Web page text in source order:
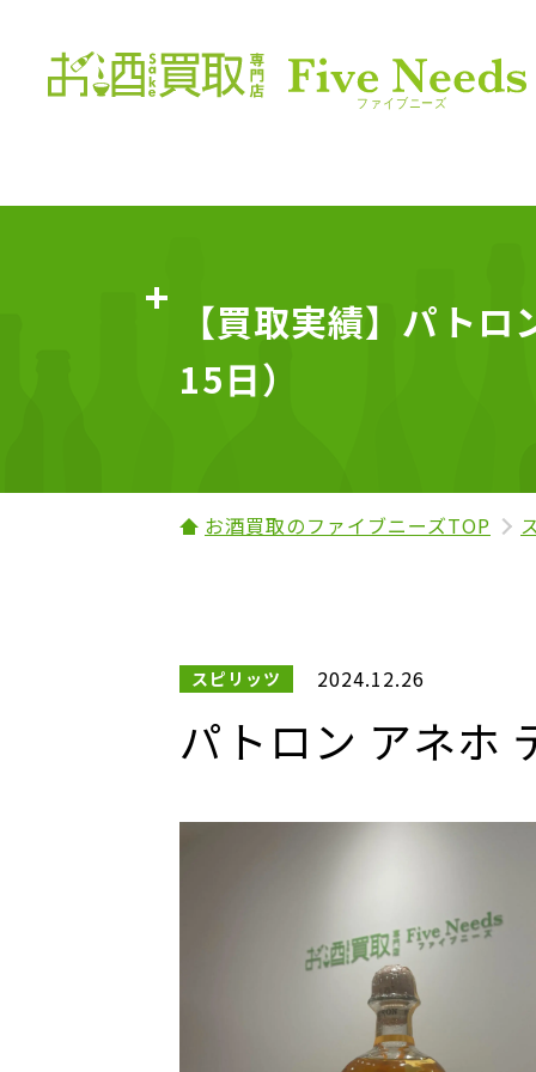
【買取実績】パト
15日）
お酒買取のファイブニーズTOP
スピリッツ 2024.12.26
パトロン アネホ